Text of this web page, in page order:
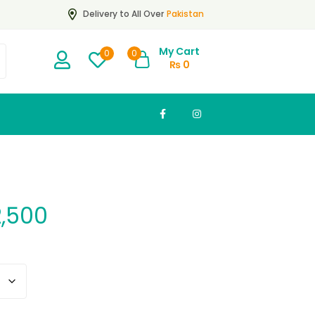
Delivery to All Over Pakistan
0 0
My Cart
₨0